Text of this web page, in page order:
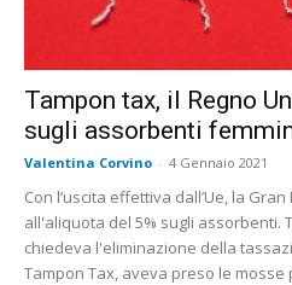
Tampon tax, il Regno
sugli assorbenti
Valentina Corvino - 4 Gennaio 2021
Con l’uscita effettiva dall’Ue, la
all'aliquota del 5% sugli assorbenti.
chiedeva l'eliminazione della
Tampon Tax, aveva preso le